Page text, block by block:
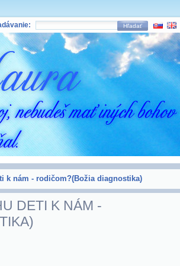
k nám - rodičom?(Božia diagnostika)
DETI K NÁM -
Hľadať